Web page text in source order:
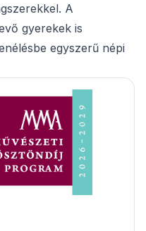
A
gyerekek is
egyszerű népi